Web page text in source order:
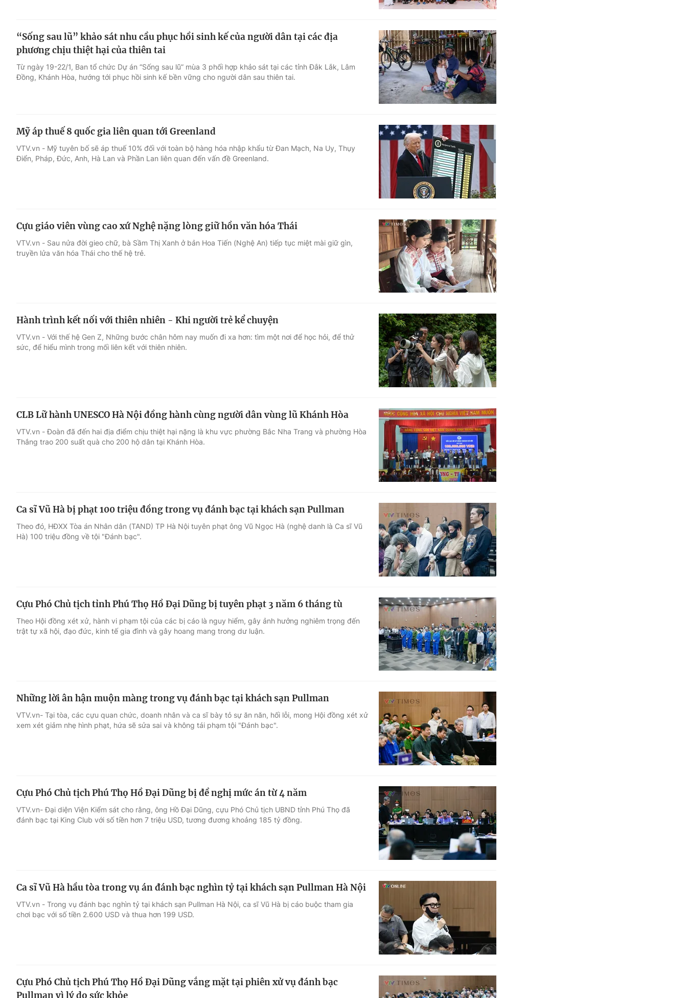
“Sống sau lũ” khảo sát nhu cầu phục hồi sinh kế của người dân tại các địa
phương chịu thiệt hại của thiên tai
Từ ngày 19-22/1, Ban tổ chức Dự án “Sống sau lũ” mùa 3 phối hợp khảo sát tại các tỉnh Đắk Lắk, Lâm
Đồng, Khánh Hòa, hướng tới phục hồi sinh kế bền vững cho người dân sau thiên tai.
Mỹ áp thuế 8 quốc gia liên quan tới Greenland
VTV.vn - Mỹ tuyên bố sẽ áp thuế 10% đối với toàn bộ hàng hóa nhập khẩu từ Đan Mạch, Na Uy, Thụy
Điển, Pháp, Đức, Anh, Hà Lan và Phần Lan liên quan đến vấn đề Greenland.
Cựu giáo viên vùng cao xứ Nghệ nặng lòng giữ hồn văn hóa Thái
VTV.vn - Sau nửa đời gieo chữ, bà Sầm Thị Xanh ở bản Hoa Tiến (Nghệ An) tiếp tục miệt mài giữ gìn,
truyền lửa văn hóa Thái cho thế hệ trẻ.
Hành trình kết nối với thiên nhiên - Khi người trẻ kể chuyện
VTV.vn - Với thế hệ Gen Z, Những bước chân hôm nay muốn đi xa hơn: tìm một nơi để học hỏi, để thử
sức, để hiểu mình trong mối liên kết với thiên nhiên.
CLB Lữ hành UNESCO Hà Nội đồng hành cùng người dân vùng lũ Khánh Hòa
VTV.vn - Đoàn đã đến hai địa điểm chịu thiệt hại nặng là khu vực phường Bắc Nha Trang và phường Hòa
Thắng trao 200 suất quà cho 200 hộ dân tại Khánh Hòa.
Ca sĩ Vũ Hà bị phạt 100 triệu đồng trong vụ đánh bạc tại khách sạn Pullman
Theo đó, HĐXX Tòa án Nhân dân (TAND) TP Hà Nội tuyên phạt ông Vũ Ngọc Hà (nghệ danh là Ca sĩ Vũ
Hà) 100 triệu đồng về tội "Đánh bạc".
Cựu Phó Chủ tịch tỉnh Phú Thọ Hồ Đại Dũng bị tuyên phạt 3 năm 6 tháng tù
Theo Hội đồng xét xử, hành vi phạm tội của các bị cáo là nguy hiểm, gây ảnh hưởng nghiêm trọng đến
trật tự xã hội, đạo đức, kinh tế gia đình và gây hoang mang trong dư luận.
Những lời ân hận muộn màng trong vụ đánh bạc tại khách sạn Pullman
VTV.vn- Tại tòa, các cựu quan chức, doanh nhân và ca sĩ bày tỏ sự ăn năn, hối lỗi, mong Hội đồng xét xử
xem xét giảm nhẹ hình phạt, hứa sẽ sửa sai và không tái phạm tội "Đánh bạc".
Cựu Phó Chủ tịch Phú Thọ Hồ Đại Dũng bị đề nghị mức án từ 4 năm
VTV.vn- Đại diện Viện Kiểm sát cho rằng, ông Hồ Đại Dũng, cựu Phó Chủ tịch UBND tỉnh Phú Thọ đã
đánh bạc tại King Club với số tiền hơn 7 triệu USD, tương đương khoảng 185 tỷ đồng.
Ca sĩ Vũ Hà hầu tòa trong vụ án đánh bạc nghìn tỷ tại khách sạn Pullman Hà Nội
VTV.vn - Trong vụ đánh bạc nghìn tỷ tại khách sạn Pullman Hà Nội, ca sĩ Vũ Hà bị cáo buộc tham gia
chơi bạc với số tiền 2.600 USD và thua hơn 199 USD.
Cựu Phó Chủ tịch Phú Thọ Hồ Đại Dũng vắng mặt tại phiên xử vụ đánh bạc
Pullman vì lý do sức khỏe